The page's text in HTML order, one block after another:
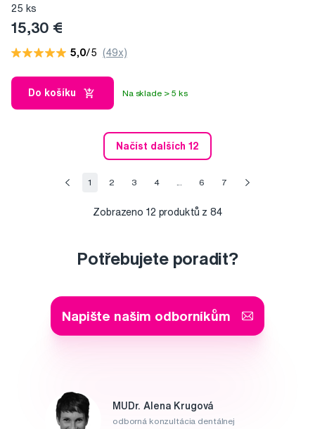
25 ks
15,30 €
5,0/5 (49x)
Do košíku Na sklade > 5 ks
Načíst dalších 12
1 2 3 4 6 7
Zobrazeno 12 produktů z 84
Potřebujete poradit?
Napište našim odborníkům
MUDr. Alena Krugová
odborná konzultácia dentálnej